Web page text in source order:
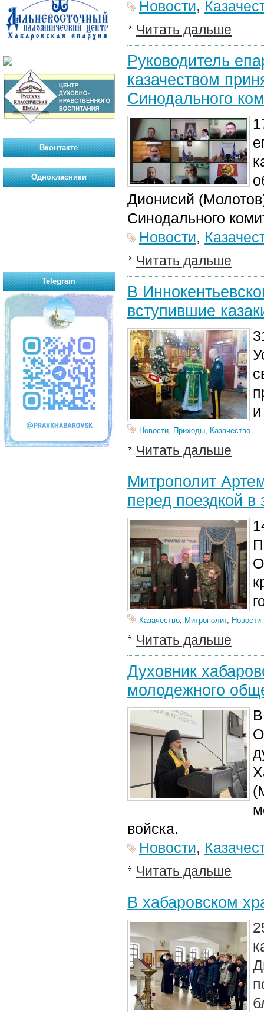
Новости,
Читать дальше
Руководитель
казачеством
Синодального
Дионисий
Синодального
Новости,
Читать дальше
В
вступившие
У
Новости, Приходы, Казачество
Читать дальше
Митрополит
перед поездкой
Казачество, Митрополит, Новости
Читать дальше
Духовник
молодежного
войска.
Новости,
Читать дальше
В хабаровском
Вконтакте
Однокласники
Telegram